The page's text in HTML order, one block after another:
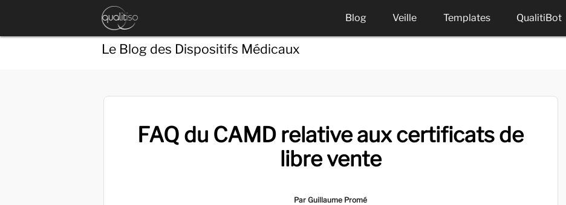
Blog Veille Templates QualitiBot
Le Blog des Dispositifs Médicaux
FAQ du CAMD relative aux certificats de
libre vente
Par Guillaume Promé